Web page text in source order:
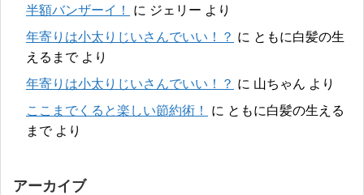
半額バンザーイ！
に ジェリー より
年寄りは小太りじいさんでいい！？ に ともに白髪の生
えるまでより
年寄りは小太りじいさんでいい！？ に 山ちゃん より
ここまでくると楽しい節約術！
に ともに白髪の生える
までより
アーカイブ